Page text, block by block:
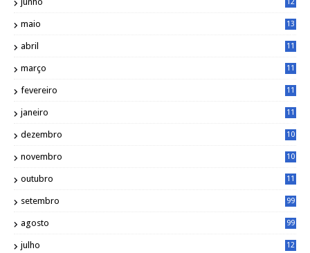
maio
13
abril
11
março
11
fevereiro
11
janeiro
11
dezembro
10
novembro
10
outubro
11
setembro 99
agosto 99
julho
12